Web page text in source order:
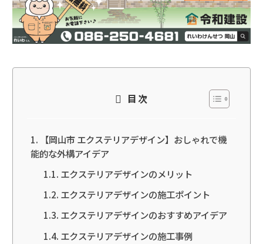
目次
【岡山市 エクステリアデザイン】おしゃれで機
能的な外構アイデア
エクステリアデザインのメリット
エクステリアデザインの施工ポイント
エクステリアデザインのおすすめアイデア
エクステリアデザインの施工事例